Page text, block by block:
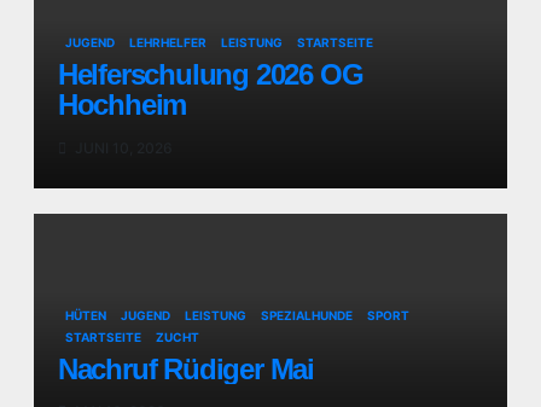
JUGEND LEHRHELFER LEISTUNG STARTSEITE
Helferschulung 2026 OG
Hochheim
HÜTEN JUGEND LEISTUNG SPEZIALHUNDE
SPORT
STARTSEITE
ZUCHT
Nachruf Rüdiger Mai